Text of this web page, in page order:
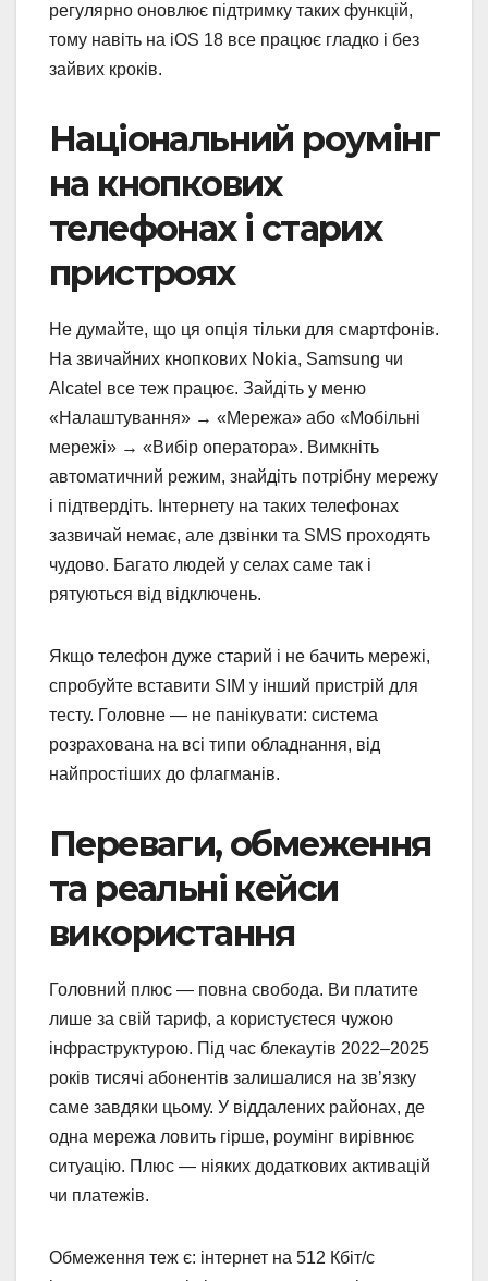
регулярно оновлює підтримку таких функцій,
тому навіть на iOS 18 все працює гладко і без
зайвих кроків.
Національний роумінг
на кнопкових
телефонах і старих
пристроях
Не думайте, що ця опція тільки для смартфонів.
На звичайних кнопкових Nokia, Samsung чи
Alcatel все теж працює. Зайдіть у меню
«Налаштування» → «Мережа» або «Мобільні
мережі» → «Вибір оператора». Вимкніть
автоматичний режим, знайдіть потрібну мережу
і підтвердіть. Інтернету на таких телефонах
зазвичай немає, але дзвінки та SMS проходять
чудово. Багато людей у селах саме так і
рятуються від відключень.
Якщо телефон дуже старий і не бачить мережі,
спробуйте вставити SIM у інший пристрій для
тесту. Головне — не панікувати: система
розрахована на всі типи обладнання, від
найпростіших до флагманів.
Переваги, обмеження
та реальні кейси
використання
Головний плюс — повна свобода. Ви платите
лише за свій тариф, а користуєтеся чужою
інфраструктурою. Під час блекаутів 2022–2025
років тисячі абонентів залишалися на зв’язку
саме завдяки цьому. У віддалених районах, де
одна мережа ловить гірше, роумінг вирівнює
ситуацію. Плюс — ніяких додаткових активацій
чи платежів.
Обмеження теж є: інтернет на 512 Кбіт/с